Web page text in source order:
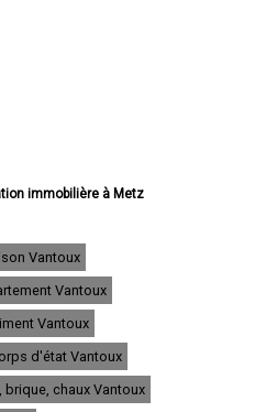
immobilière à Metz
à Sarreguemines
immobilière à Forbach
à Saint-Avold
immobilière à Yutz
immobilière à Hayange
immobilière à Creutzwald
à Freyming-Merlebach
immobilière à Sarrebourg
Vantoux
Vantoux
Vantoux
d'état Vantoux
chaux Vantoux